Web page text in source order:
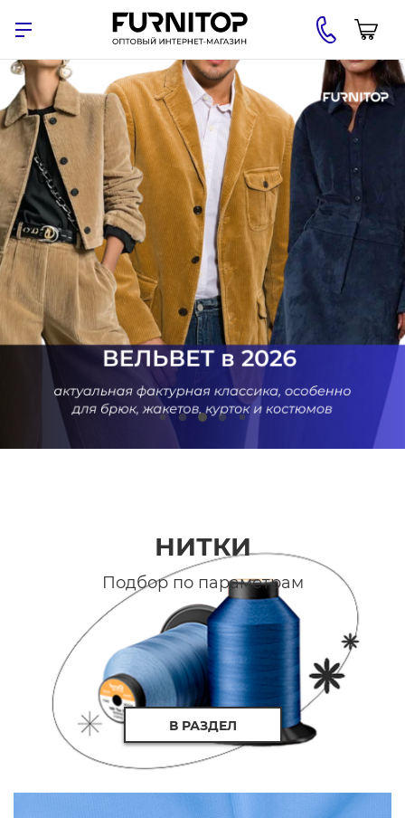
НИТКИ
Подбор по параметрам
В РАЗДЕЛ